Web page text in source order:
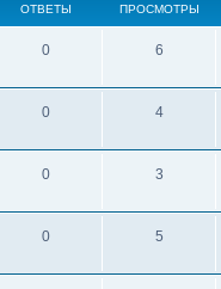
ОТВЕТЫ ПРОСМОТРЫ
0 6
0 4
0 3
0 5